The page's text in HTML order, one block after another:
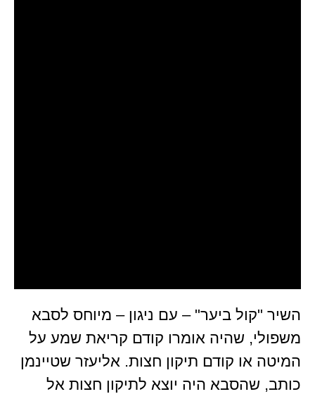
השיר "קול ביער" – עם ניגון – מיוחס לסבא
משפולי, שהיה אומרו קודם קריאת שמע על
המיטה או קודם תיקון חצות. אליעזר שטיינמן
כותב, שהסבא היה יוצא לתיקון חצות אל